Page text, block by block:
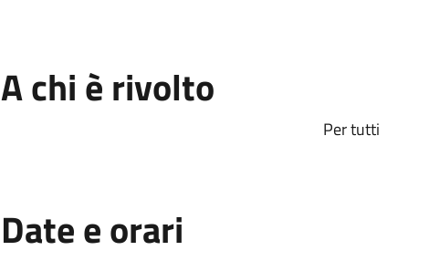
A chi è rivolto
Per tutti
Date e orari